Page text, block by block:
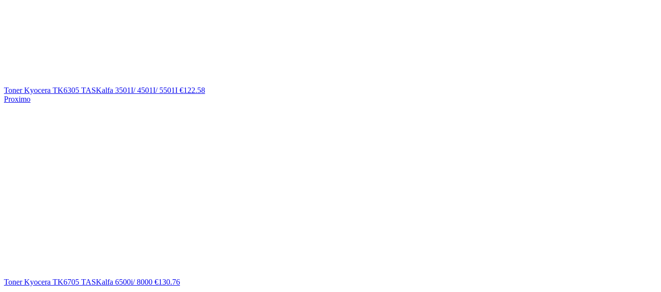
Toner Kyocera TK6305 TASKalfa 3501I/ 4501I/ 5501I €122.58
Proximo
Toner Kyocera TK6705 TASKalfa 6500i/ 8000 €130.76